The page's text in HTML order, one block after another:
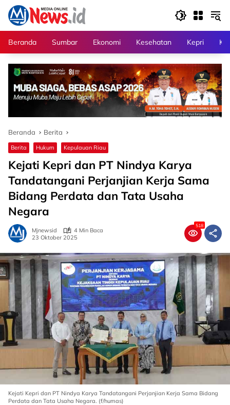
Langsung
konten
Beranda
Sumbar Ekonomi Kesehatan Kepri
Beranda Berita
Berita Hukum Kepulauan Riau
Kejati Kepri dan PT Nindya Karya
Tandatangani Perjanjian Kerja Sama
Bidang Perdata dan Tata Usaha
Negara
Mjnewsid
4 Min Baca
23 Oktober 2025
518
Kejati Kepri dan PT Nindya Karya Tandatangani Perjanjian Kerja Sama Bidang
Perdata dan Tata Usaha Negara. (f/humas)